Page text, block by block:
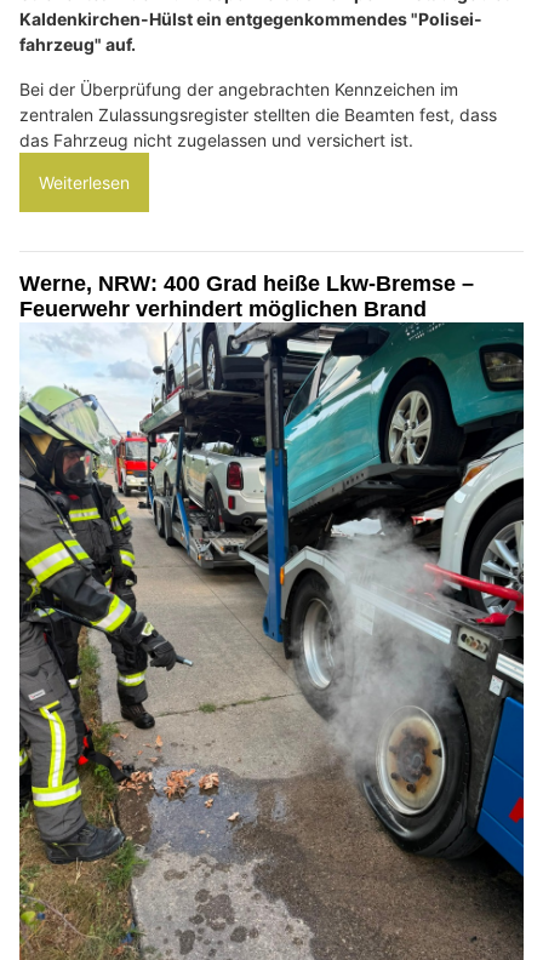
Kaldenkirchen-Hülst ein entgegenkommendes "Polisei-
fahrzeug" auf.
Bei der Überprüfung der angebrachten Kennzeichen im
zentralen Zulassungsregister stellten die Beamten fest, dass
das Fahrzeug nicht zugelassen und versichert ist.
Weiterlesen
Werne, NRW: 400 Grad heiße Lkw-Bremse –
Feuerwehr verhindert möglichen Brand